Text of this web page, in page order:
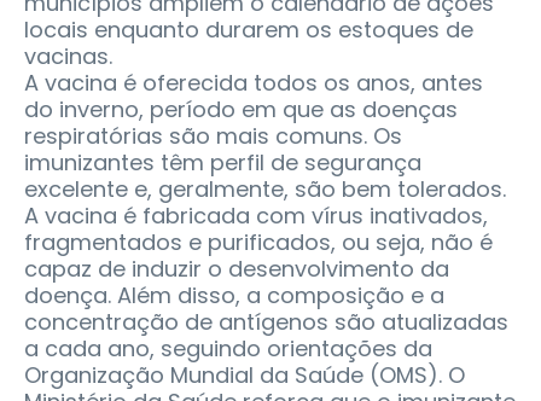
locais enquanto durarem os estoques de
vacinas.
A vacina é oferecida todos os anos, antes
do inverno, período em que as doenças
respiratórias são mais comuns. Os
imunizantes têm perfil de segurança
excelente e, geralmente, são bem tolerados.
A vacina é fabricada com vírus inativados,
fragmentados e purificados, ou seja, não é
capaz de induzir o desenvolvimento da
doença. Além disso, a composição e a
concentração de antígenos são atualizadas
a cada ano, seguindo orientações da
Organização Mundial da Saúde (OMS). O